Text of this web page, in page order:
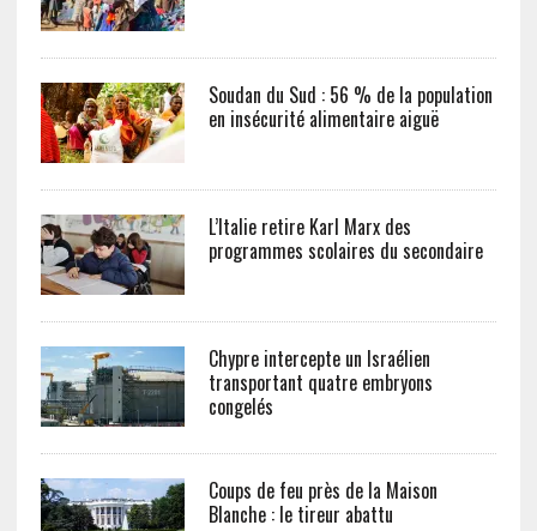
Soudan du Sud : 56 % de la population
en insécurité alimentaire aiguë
L’Italie retire Karl Marx des
programmes scolaires du secondaire
Chypre intercepte un Israélien
transportant quatre embryons
congelés
Coups de feu près de la Maison
Blanche : le tireur abattu